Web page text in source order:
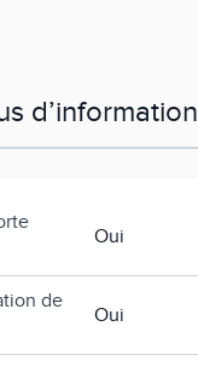
d’information
Oui
de
Oui